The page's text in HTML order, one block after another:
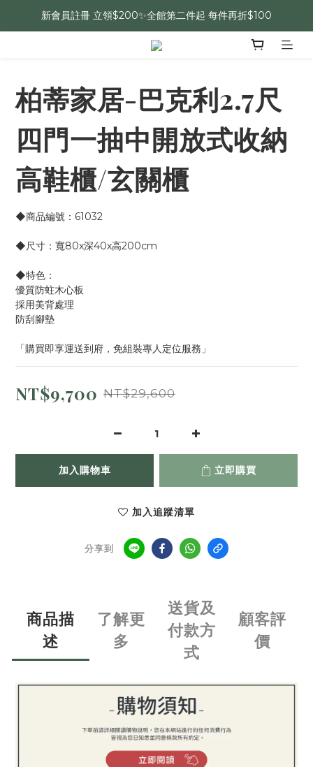
新會員註冊 立領$200✨全館第二件起 每件再折$100
柏蒂家居-巴克利2.7尺
四門一抽中開放式收納
高鞋櫃/玄關櫃
◆商品編號：61032
◆尺寸：寬80x深40x高200cm
◆特色：
優質防蛀木心板
採用美背處理
防刮腳墊
「購買即享運送到府，免組裝專人定位服務」
NT$9,700 NT$29,600
加入購物車 立即購買
加入追蹤清單
分享到
商品描
述
了解更
多
送貨及
付款方
式
顧客評
價